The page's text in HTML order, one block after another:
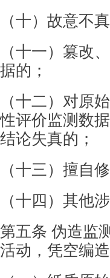
（十）故意不
（十一）篡改
据的；
（十二）对原
性评价监测数
结论失真的；
（十三）擅自
（十四）其他
第五条 伪造监
活动， 凭空编